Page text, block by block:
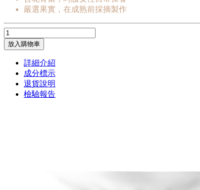
嚴選果實，在成熟前採摘製作
放入購物車
詳細介紹
成分標示
退貨說明
檢驗報告